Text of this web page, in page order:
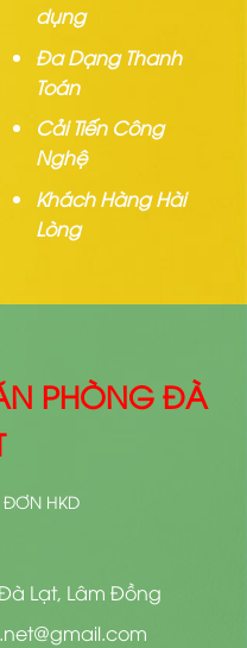
dụng
Đa Dạng Thanh
Toán
Cải Tiến Công
Nghệ
Khách Hàng Hài
Lòng
PHÒNG ĐÀ
HKD
Lạt, Lâm Đồng